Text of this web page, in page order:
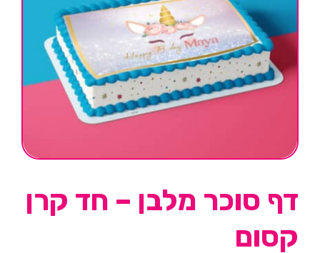
דף סוכר מלבן – חד קרן
קסום